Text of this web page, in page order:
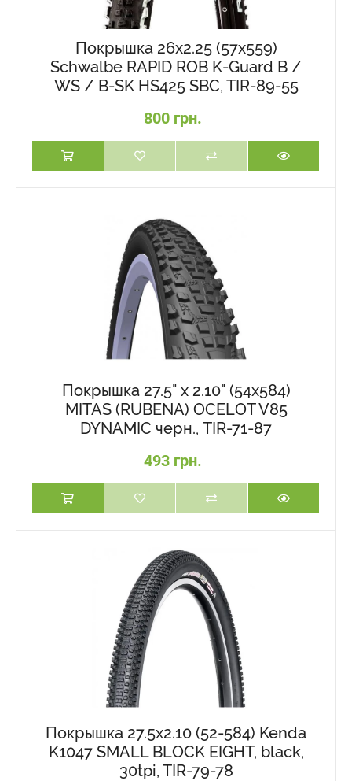
Покрышка 26x2.25 (57x559)
Schwalbe RAPID ROB K-Guard B /
WS / B-SK HS425 SBC, TIR-89-55
800 грн.
Покрышка 27.5" x 2.10" (54x584)
MITAS (RUBENA) OCELOT V85
DYNAMIC черн., TIR-71-87
493 грн.
Покрышка 27.5x2.10 (52-584) Kenda
K1047 SMALL BLOCK EIGHT, black,
30tpi, TIR-79-78